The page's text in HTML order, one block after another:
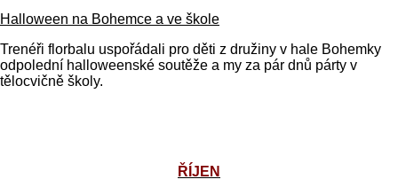
Halloween na Bohemce a ve škole
Trenéři florbalu uspořádali pro děti z družiny v hale Bohemky
odpolední halloweenské soutěže a my za pár dnů párty v
tělocvičně školy.
ŘÍJEN